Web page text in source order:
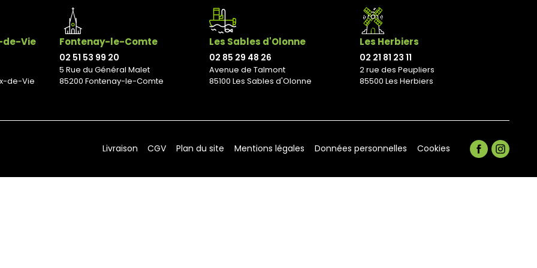
Vie
de-Vie
Fontenay-le-Comte
02 51 53 99 20
5 Rue du Général Malet
85200 Fontenay-le-Comte
Les Sables d'Olonne
02 85 29 48 26
Avenue de Talmont
85100 Les Sables d'Olonne
Les Herbiers
02 21 81 23 11
2 rue des Peupliers
85500 Les Herbiers
Livraison CGV Plan du site Mentions légales Données personnelles Cookies